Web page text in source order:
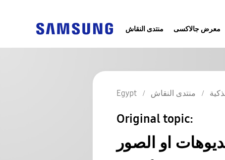
منتدى النقاش معرض جالاكسى
Egypt منتدى النقاش
Original topic:
او الصور